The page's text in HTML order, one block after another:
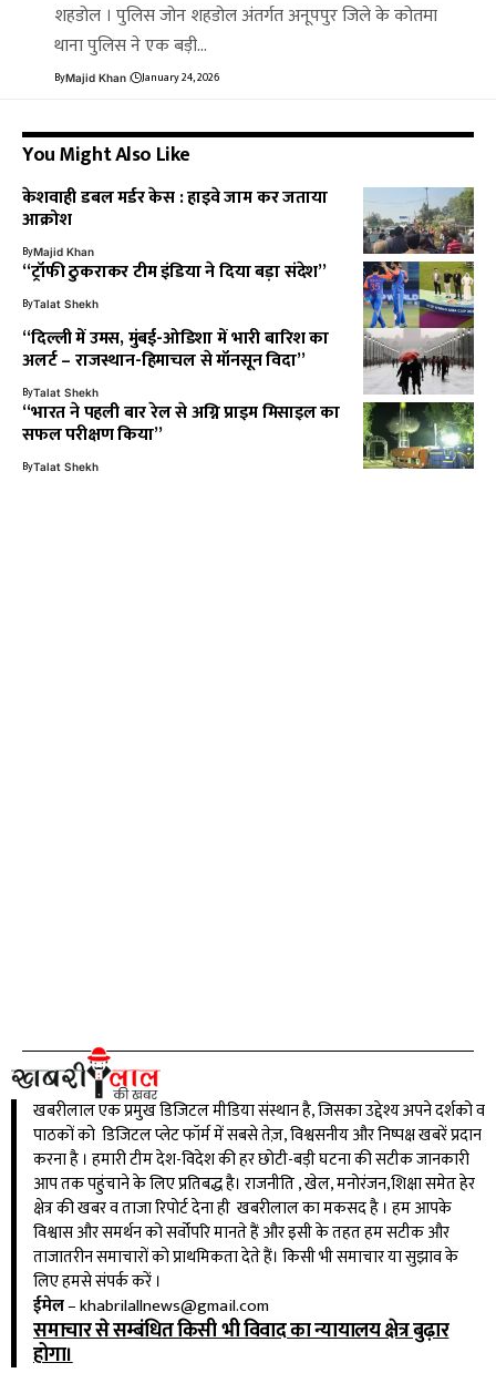
शहडोल । पुलिस जोन शहडोल अंतर्गत अनूपपुर जिले के कोतमा
थाना पुलिस ने एक बड़ी…
ByMajid Khan January 24, 2026
You Might Also Like
केशवाही डबल मर्डर केस : हाइवे जाम कर जताया
आक्रोश
ByMajid Khan
“ट्रॉफी ठुकराकर टीम इंडिया ने दिया बड़ा संदेश”
ByTalat Shekh
“दिल्ली में उमस, मुंबई-ओडिशा में भारी बारिश का
अलर्ट – राजस्थान-हिमाचल से मॉनसून विदा”
ByTalat Shekh
“भारत ने पहली बार रेल से अग्नि प्राइम मिसाइल का
सफल परीक्षण किया”
ByTalat Shekh
खबरीलाल एक प्रमुख डिजिटल मीडिया संस्थान है, जिसका उद्देश्य अपने दर्शको व
पाठकों को डिजिटल प्लेट फॉर्म में सबसे तेज़, विश्वसनीय और निष्पक्ष खबरें प्रदान
करना है । हमारी टीम देश-विदेश की हर छोटी-बड़ी घटना की सटीक जानकारी
आप तक पहुंचाने के लिए प्रतिबद्ध है। राजनीति , खेल, मनोरंजन,शिक्षा समेत हेर
क्षेत्र की खबर व ताजा रिपोर्ट देना ही खबरीलाल का मकसद है । हम आपके
विश्वास और समर्थन को सर्वोपरि मानते हैं और इसी के तहत हम सटीक और
ताजातरीन समाचारों को प्राथमिकता देते हैं। किसी भी समाचार या सुझाव के
लिए हमसे संपर्क करें ।
ईमेल–khabrilallnews@gmail.com
समाचार से सम्बंधित किसी भी विवाद का न्यायालय क्षेत्र बुढ़ार
होगा।